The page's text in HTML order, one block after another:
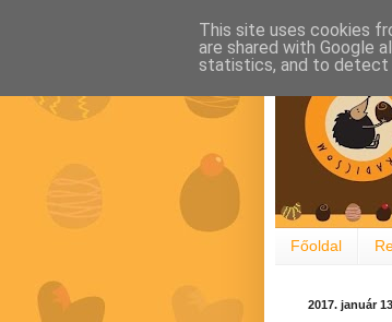
Főoldal
2017. január
This site uses cookies
are shared with Google
statistics, and to detect